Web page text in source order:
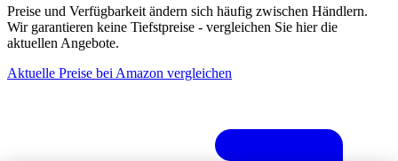
Preise und Verfügbarkeit ändern sich häufig zwischen Händlern.
Wir garantieren keine Tiefstpreise - vergleichen Sie hier die
aktuellen Angebote.
Aktuelle Preise bei Amazon vergleichen